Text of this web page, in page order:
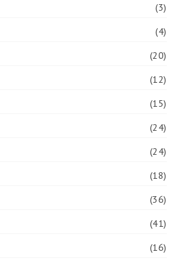
(3)
(4)
(20)
(12)
(15)
(24)
(24)
(18)
(36)
(41)
(16)